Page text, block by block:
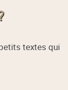
textes qui